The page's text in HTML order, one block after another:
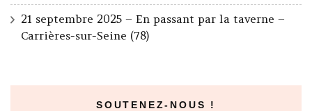
21 septembre 2025 – En passant par la taverne –
Carrières-sur-Seine (78)
SOUTENEZ-NOUS !